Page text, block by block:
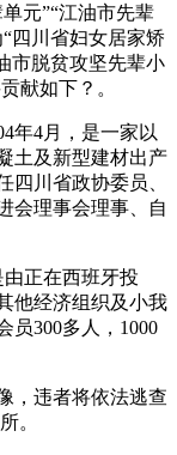
元”“江油市先辈
四川省妇女居家矫
市脱贫攻坚先辈小
献如下？。
4月，是一家以
土及新型建材出产
四川省政协委员、
会理事会理事、自
正在西班牙投
他经济组织及小我
员300多人，1000
违者将依法逃查
。